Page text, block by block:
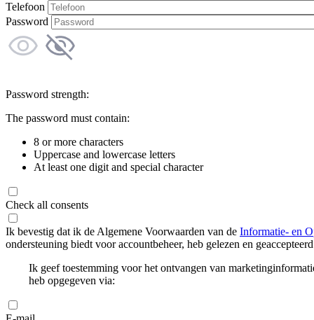
Telefoon
Password
Password strength:
The password must contain:
8 or more characters
Uppercase and lowercase letters
At least one digit and special character
Check all consents
Ik bevestig dat ik de Algemene Voorwaarden van de Informatie- en
ondersteuning biedt voor accountbeheer, heb gelezen en
Ik geef toestemming voor het ontvangen van
heb opgegeven via: